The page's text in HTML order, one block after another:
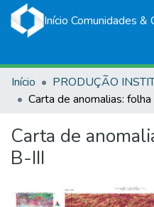
Início Comunidades &
Início
Carta de
B-III